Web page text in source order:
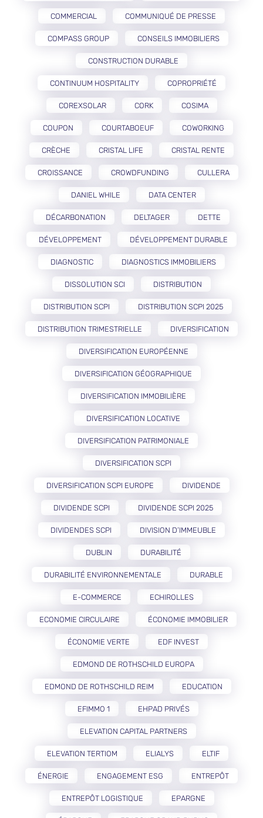
COMMERCIAL COMMUNIQUÉ DE PRESSE
COMPASS GROUP CONSEILS IMMOBILIERS
CONSTRUCTION DURABLE
CONTINUUM HOSPITALITY COPROPRIÉTÉ
COREXSOLAR CORK COSIMA
COUPON COURTABOEUF COWORKING
CRÈCHE CRISTAL LIFE CRISTAL RENTE
CROISSANCE CROWDFUNDING CULLERA
DANIEL WHILE DATA CENTER
DÉCARBONATION DELTAGER DETTE
DÉVELOPPEMENT DÉVELOPPEMENT DURABLE
DIAGNOSTIC DIAGNOSTICS IMMOBILIERS
DISSOLUTION SCI DISTRIBUTION
DISTRIBUTION SCPI DISTRIBUTION SCPI 2025
DISTRIBUTION TRIMESTRIELLE DIVERSIFICATION
DIVERSIFICATION EUROPÉENNE
DIVERSIFICATION GÉOGRAPHIQUE
DIVERSIFICATION IMMOBILIÈRE
DIVERSIFICATION LOCATIVE
DIVERSIFICATION PATRIMONIALE
DIVERSIFICATION SCPI
DIVERSIFICATION SCPI EUROPE DIVIDENDE
DIVIDENDE SCPI DIVIDENDE SCPI 2025
DIVIDENDES SCPI DIVISION D’IMMEUBLE
DUBLIN DURABILITÉ
DURABILITÉ ENVIRONNEMENTALE DURABLE
E-COMMERCE ECHIROLLES
ECONOMIE CIRCULAIRE ÉCONOMIE IMMOBILIER
ÉCONOMIE VERTE EDF INVEST
EDMOND DE ROTHSCHILD EUROPA
EDMOND DE ROTHSCHILD REIM EDUCATION
EFIMMO 1 EHPAD PRIVÉS
ELEVATION CAPITAL PARTNERS
ELEVATION TERTIOM ELIALYS ELTIF
ÉNERGIE ENGAGEMENT ESG ENTREPÔT
ENTREPÔT LOGISTIQUE EPARGNE